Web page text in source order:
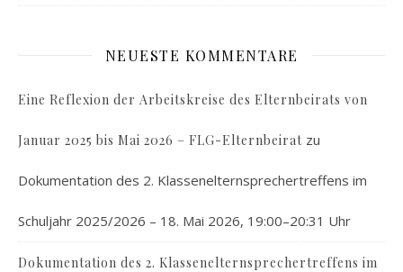
NEUESTE KOMMENTARE
Eine Reflexion der Arbeitskreise des Elternbeirats von
Januar 2025 bis Mai 2026 – FLG-Elternbeirat zu
Dokumentation des 2. Klassenelternsprechertreffens im
Schuljahr 2025/2026 – 18. Mai 2026, 19:00–20:31 Uhr
Dokumentation des 2. Klassenelternsprechertreffens im